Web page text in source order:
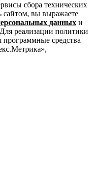
сбора технических
сайтом, вы выражаете
данных и
реализации политики
средства